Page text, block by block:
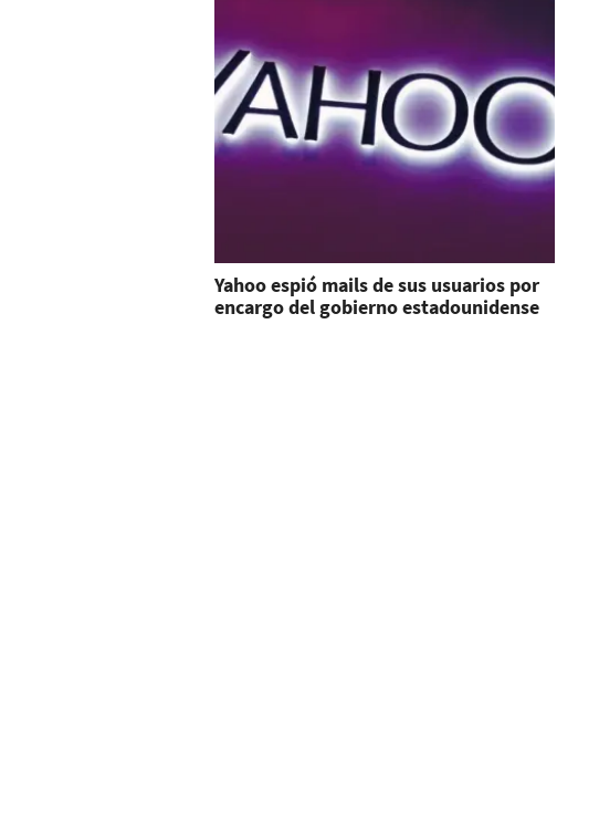
Yahoo espió mails de sus usuarios por
encargo del gobierno estadounidense